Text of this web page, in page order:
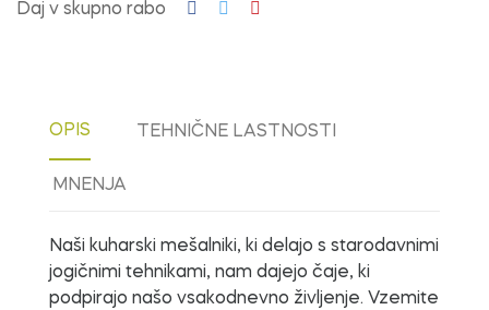
Daj v skupno rabo
OPIS TEHNIČNE LASTNOSTI
MNENJA
Naši kuharski mešalniki, ki delajo s starodavnimi
jogičnimi tehnikami, nam dajejo čaje, ki
podpirajo našo vsakodnevno življenje. Vzemite